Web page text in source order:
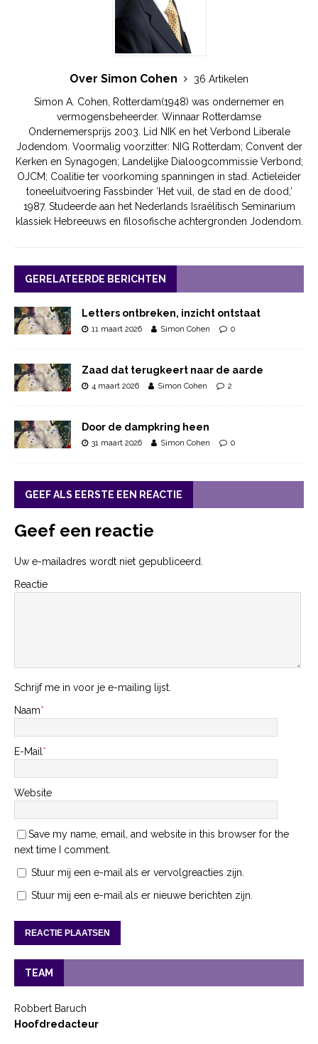
Over Simon Cohen
36 Artikelen
Simon A. Cohen, Rotterdam(1948) was ondernemer en
vermogensbeheerder. Winnaar Rotterdamse
Ondernemersprijs 2003. Lid NIK en het Verbond Liberale
Jodendom. Voormalig voorzitter: NIG Rotterdam; Convent der
Kerken en Synagogen; Landelijke Dialoogcommissie Verbond;
OJCM; Coalitie ter voorkoming spanningen in stad. Actieleider
toneeluitvoering Fassbinder ‘Het vuil, de stad en de dood,’
1987. Studeerde aan het Nederlands Israëlitisch Seminarium
klassiek Hebreeuws en filosofische achtergronden Jodendom.
GERELATEERDE BERICHTEN
Letters ontbreken, inzicht ontstaat
11 maart 2026 Simon Cohen 0
Zaad dat terugkeert naar de aarde
4 maart 2026 Simon Cohen 2
Door de dampkring heen
31 maart 2026 Simon Cohen 0
GEEF ALS EERSTE EEN REACTIE
Geef een reactie
Uw e-mailadres wordt niet gepubliceerd.
Reactie
Schrijf me in voor je e-mailing lijst.
Naam*
E-Mail *
Website
Save my name, email, and website in this browser for the
next time I comment.
Stuur mij een e-mail als er vervolgreacties zijn.
Stuur mij een e-mail als er nieuwe berichten zijn.
TEAM
Robbert Baruch
Hoofdredacteur